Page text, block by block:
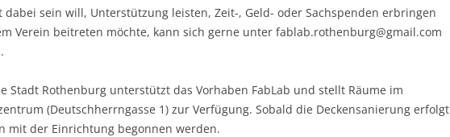
dabei sein will, Unterstützung leisten, Zeit-, Geld- oder Sachspenden erbringen
Verein beitreten möchte, kann sich gerne unter fablab.rothenburg@gmail.com
Stadt Rothenburg unterstützt das Vorhaben FabLab und stellt Räume im
(Deutschherrngasse 1) zur Verfügung. Sobald die Deckensanierung erfolgt
mit der Einrichtung begonnen werden.